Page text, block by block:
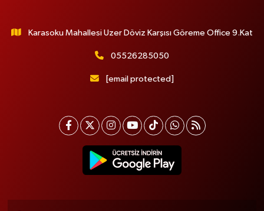
Karasoku Mahallesi Uzer Döviz Karşısı Göreme Office 9.Kat
05526285050
[email protected]